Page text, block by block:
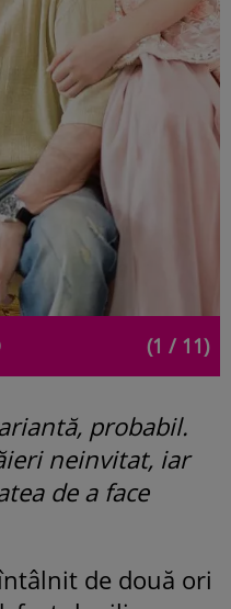
(1 / 11)
probabil.
neinvitat, iar
de a face
de două ori